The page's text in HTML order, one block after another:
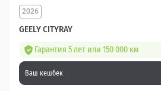
GEELY CITYRAY
2026
Гарантия 5 лет или 150 000 км
Ваш кешбек